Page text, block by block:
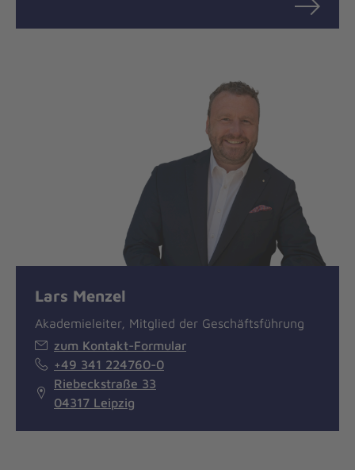
Lars Menzel
Akademieleiter, Mitglied der Geschäftsführung
zum Kontakt-Formular
+49 341 224760-0
Riebeckstraße 33
04317 Leipzig